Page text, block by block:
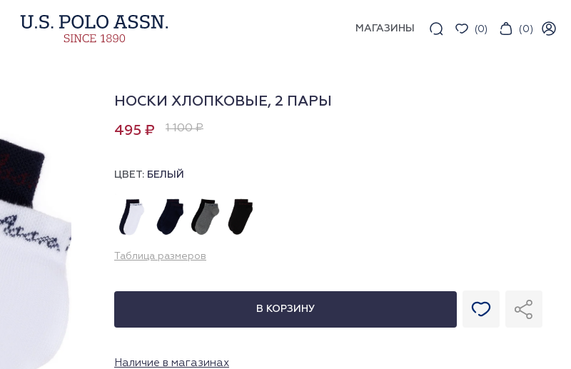
МАГАЗИНЫ (0) (0)
НОСКИ ХЛОПКОВЫЕ, 2 ПАРЫ
495 ₽ 1 100 ₽
ЦВЕТ: БЕЛЫЙ
Таблица размеров
В КОРЗИНУ
Наличие в магазинах